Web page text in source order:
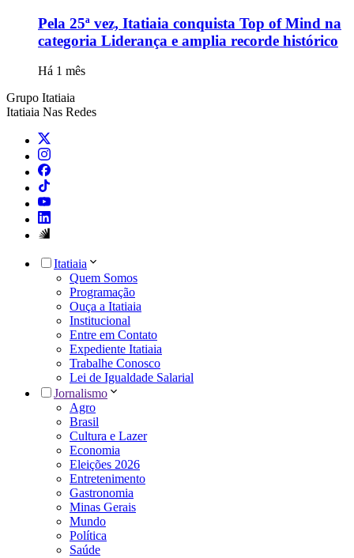
Pela 25ª vez, Itatiaia conquista Top of Mind na
categoria Liderança e amplia recorde histórico
Há 1 mês
Grupo Itatiaia
Itatiaia Nas Redes
Itatiaia
Quem Somos
Programação
Ouça a Itatiaia
Institucional
Entre em Contato
Expediente Itatiaia
Trabalhe Conosco
Lei de Igualdade Salarial
Jornalismo
Agro
Brasil
Cultura e Lazer
Economia
Eleições 2026
Entretenimento
Gastronomia
Minas Gerais
Mundo
Política
Saúde